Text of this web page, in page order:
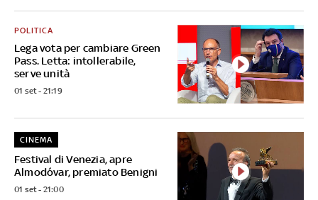
Lega vota per cambiare Green
Pass. Letta: intollerabile,
serve unità
POLITICA
01 set - 21:19
Festival di Venezia, apre
Almodóvar, premiato Benigni
CINEMA
01 set - 21:00